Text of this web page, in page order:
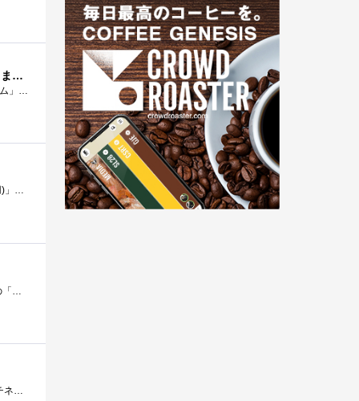
「兄は鬼子です。父の本当の望みを歪めて受け止めて。自分が出来るなんて…キャスバル兄さんじゃありません。」
バンダイから発売された、「SDガンダムフルカラーステージ４０～ニュータイプ、シャリア・ブル～」「機動戦士ガンダム」に登場する、「ガン�...
ＳＤガンダムフルカラーステージ４９～シャアの帰還～機動戦士Zガンダムに登場した「メガランチャー(ハイザック専用)」です。
バンダイから発売された、「SDガンダムフルカラー」ステージ１２ジェリド・メサ搭乗機その⑥「機動戦士Ζガンダム」の「バイアラン（RX-160）」�...
バンダイから発売された、「SDガンダムフルカラー」ステージ３３『GUNDAMWARSPROJECTΖ』、『ガンダム・センチネル』や小説『ガンダム・センチネルAL...